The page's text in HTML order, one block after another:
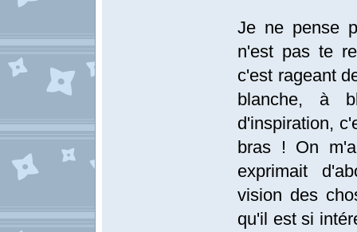
Je ne pense
n'est pas te
c'est rageant
blanche, à
d'inspiration,
bras ! On
exprimait
vision des
qu'il est si